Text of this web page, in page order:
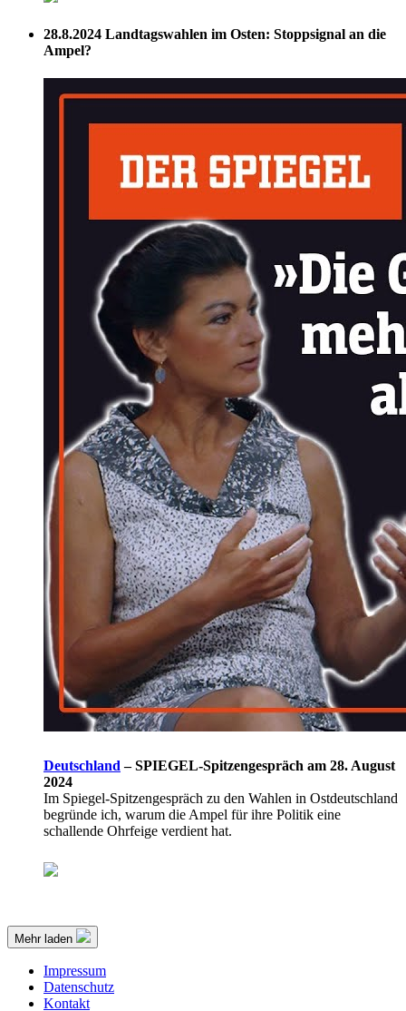
28.8.2024 Landtagswahlen im Osten: Stoppsignal an die
Ampel?
Deutschland – SPIEGEL-Spitzengespräch am 28. August
2024
Im Spiegel-Spitzengespräch zu den Wahlen in Ostdeutschland
begründe ich, warum die Ampel für ihre Politik eine
schallende Ohrfeige verdient hat.
Mehr laden
Impressum
Datenschutz
Kontakt